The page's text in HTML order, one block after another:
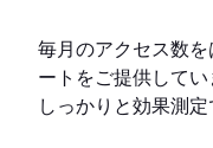
毎月のアクセス数
ートをご提供してい
しっかりと効果測